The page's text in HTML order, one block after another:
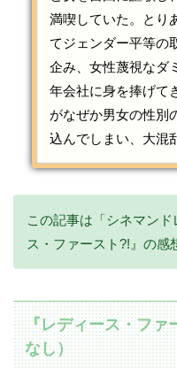
満喫していた。とり
てジェンダー平等の
企み、女性蔑視なダ
年会社に身を捧げて
がなぜか男女の性別
込んでしまい、大混
この記事は「シネマン
ス・ファースト?!』の感
『レディース・ファ
なし）